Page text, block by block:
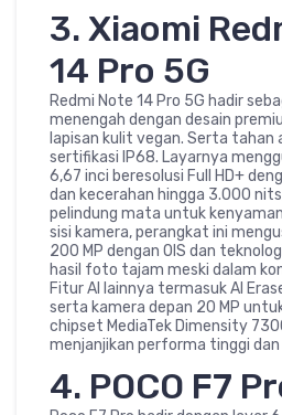
3. Xiaomi
14 Pro 5G
Redmi Note 14 Pro 5G hadir
menengah dengan desain
lapisan kulit vegan. Serta tahan
sertifikasi IP68. Layarnya
6,67 inci beresolusi Full HD+
dan kecerahan hingga 3.000
pelindung mata untuk
sisi kamera, perangkat ini
200 MP dengan OIS dan
hasil foto tajam meski dalam
Fitur AI lainnya termasuk AI
serta kamera depan 20 MP
chipset MediaTek Dimensity
menjanjikan performa tinggi
4. POCO F7